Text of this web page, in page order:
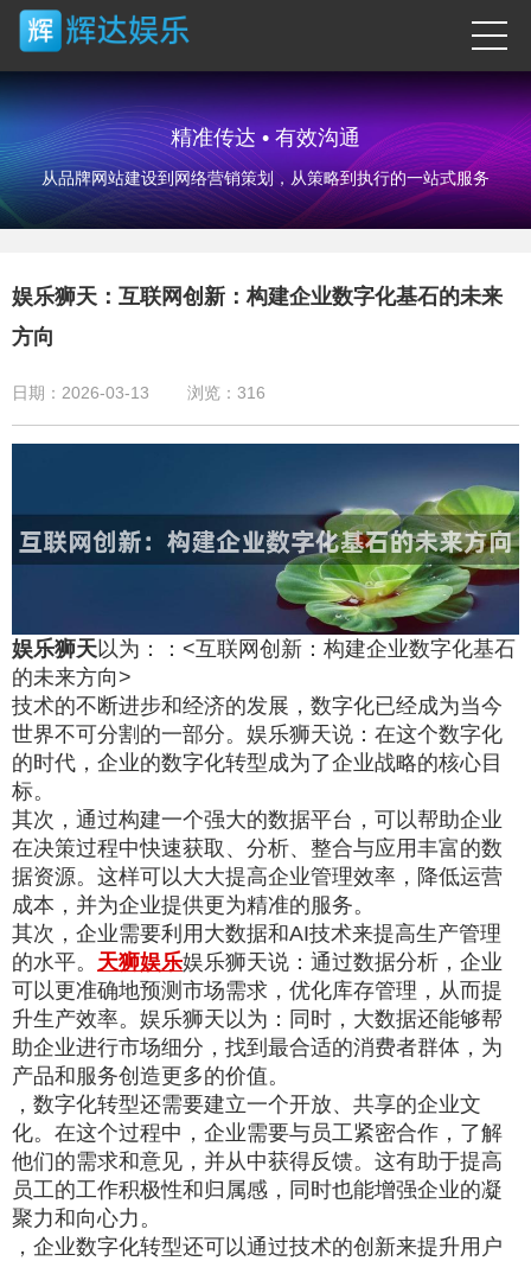
精准传达 • 有效沟通
从品牌网站建设到网络营销策划，从策略到执行的一站式服务
娱乐狮天：互联网创新：构建企业数字化基石的未来
方向
日期：2026-03-13 浏览： 316
娱乐狮天以为：：<互联网创新：构建企业数字化基石
的未来方向>
技术的不断进步和经济的发展，数字化已经成为当今
世界不可分割的一部分。娱乐狮天说：在这个数字化
的时代，企业的数字化转型成为了企业战略的核心目
标。
其次，通过构建一个强大的数据平台，可以帮助企业
在决策过程中快速获取、分析、整合与应用丰富的数
据资源。这样可以大大提高企业管理效率，降低运营
成本，并为企业提供更为精准的服务。
其次，企业需要利用大数据和AI技术来提高生产管理
的水平。 天狮娱乐娱乐狮天说：通过数据分析，企业
可以更准确地预测市场需求，优化库存管理，从而提
升生产效率。娱乐狮天以为：同时，大数据还能够帮
助企业进行市场细分，找到最合适的消费者群体，为
产品和服务创造更多的价值。
，数字化转型还需要建立一个开放、共享的企业文
化。在这个过程中，企业需要与员工紧密合作，了解
他们的需求和意见，并从中获得反馈。这有助于提高
员工的工作积极性和归属感，同时也能增强企业的凝
聚力和向心力。
，企业数字化转型还可以通过技术的创新来提升用户